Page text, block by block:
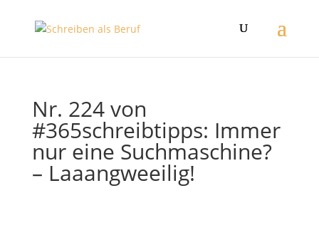
Nr. 224 von
#365schreibtipps: Immer
nur eine Suchmaschine?
– Laaangweeilig!